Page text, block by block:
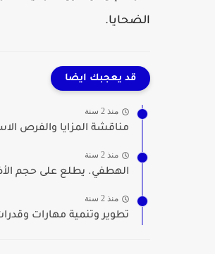
الضحايا.
قد يعجبك ايضا
منذ 2 سنة
مناقشة المزايا والفرص
منذ 2 سنة
الهطفي. يطلع على حجم
منذ 2 سنة
تطوير وتنمية مهارات